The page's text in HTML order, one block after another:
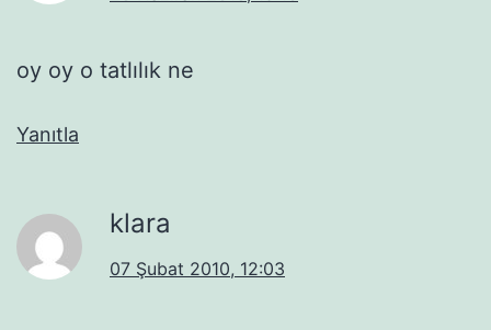
oy oy o tatlılık ne
Yanıtla
klara
07 Şubat 2010, 12:03